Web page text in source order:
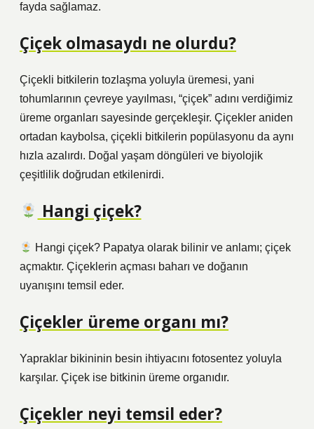
fayda sağlamaz.
Çiçek olmasaydı ne olurdu?
Çiçekli bitkilerin tozlaşma yoluyla üremesi, yani
tohumlarının çevreye yayılması, “çiçek” adını verdiğimiz
üreme organları sayesinde gerçekleşir. Çiçekler aniden
ortadan kaybolsa, çiçekli bitkilerin popülasyonu da aynı
hızla azalırdı. Doğal yaşam döngüleri ve biyolojik
çeşitlilik doğrudan etkilenirdi.
Hangi çiçek?
Hangi çiçek? Papatya olarak bilinir ve anlamı; çiçek
açmaktır. Çiçeklerin açması baharı ve doğanın
uyanışını temsil eder.
Çiçekler üreme organı mı?
Yapraklar bikininin besin ihtiyacını fotosentez yoluyla
karşılar. Çiçek ise bitkinin üreme organıdır.
Çiçekler neyi temsil eder?